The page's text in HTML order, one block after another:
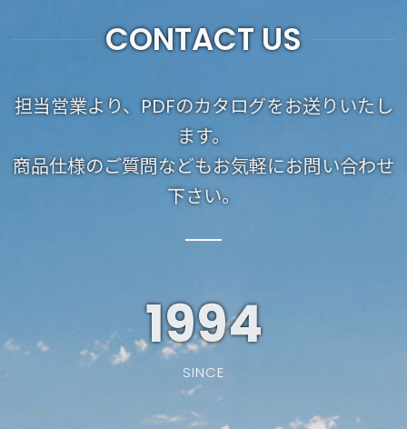
CONTACT US
担当営業より、PDFのカタログをお送りいたし
ます。
商品仕様のご質問などもお気軽にお問い合わせ
下さい。
1994
SINCE